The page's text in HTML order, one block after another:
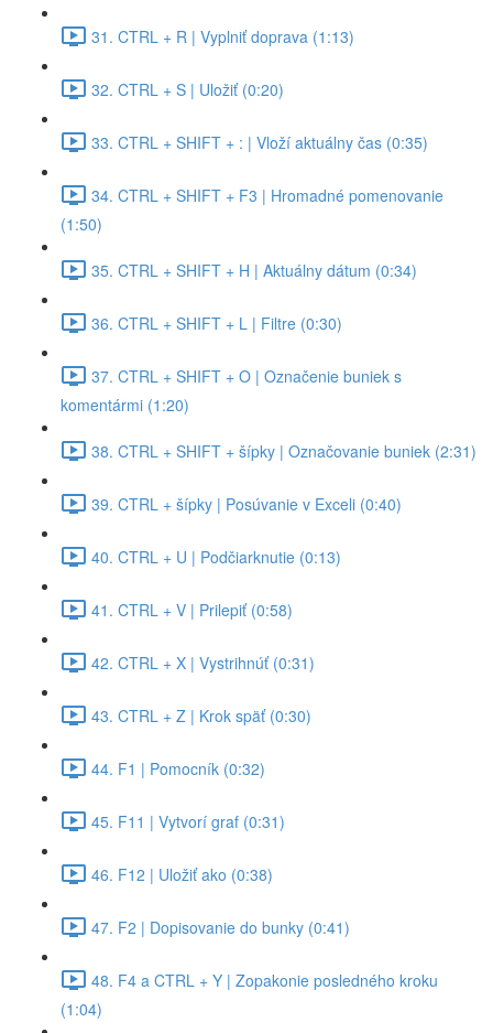
31. CTRL + R | Vyplniť doprava (1:13)
32. CTRL + S | Uložiť (0:20)
33. CTRL + SHIFT + : | Vloží aktuálny čas (0:35)
34. CTRL + SHIFT + F3 | Hromadné pomenovanie
(1:50)
35. CTRL + SHIFT + H | Aktuálny dátum (0:34)
36. CTRL + SHIFT + L | Filtre (0:30)
37. CTRL + SHIFT + O | Označenie buniek s
komentármi (1:20)
38. CTRL + SHIFT + šípky | Označovanie buniek (2:31)
39. CTRL + šípky | Posúvanie v Exceli (0:40)
40. CTRL + U | Podčiarknutie (0:13)
41. CTRL + V | Prilepiť (0:58)
42. CTRL + X | Vystrihnúť (0:31)
43. CTRL + Z | Krok späť (0:30)
44. F1 | Pomocník (0:32)
45. F11 | Vytvorí graf (0:31)
46. F12 | Uložiť ako (0:38)
47. F2 | Dopisovanie do bunky (0:41)
48. F4 a CTRL + Y | Zopakonie posledného kroku
(1:04)